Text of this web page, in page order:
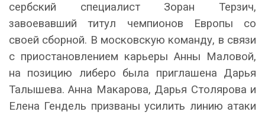
сербский специалист Зоран Терзич,
завоевавший титул чемпионов Европы со
своей сборной. В московскую команду, в связи
с приостановлением карьеры Анны Маловой,
на позицию либеро была приглашена Дарья
Талышева. Анна Макарова, Дарья Столярова и
Елена Гендель призваны усилить линию атаки